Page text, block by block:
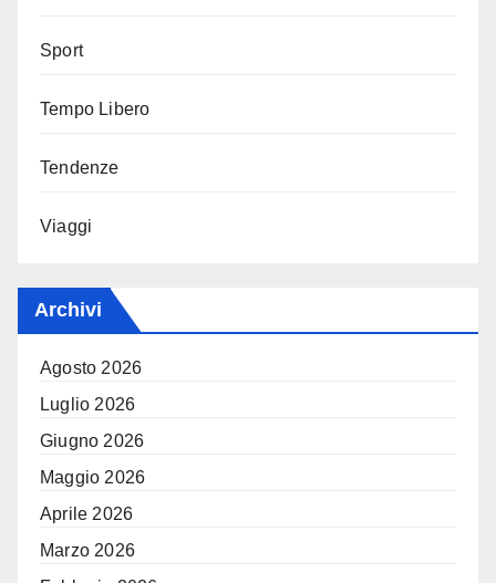
Sport
Tempo Libero
Tendenze
Viaggi
Archivi
Agosto 2026
Luglio 2026
Giugno 2026
Maggio 2026
Aprile 2026
Marzo 2026